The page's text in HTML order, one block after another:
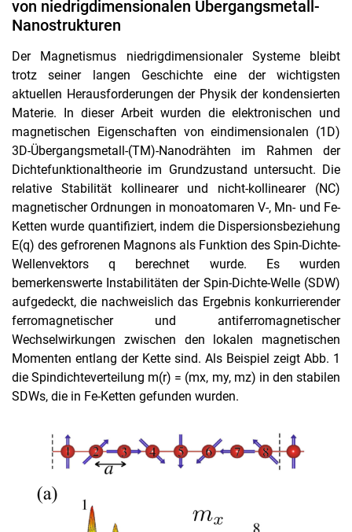
Forschungskoordinationsrunde
Wissenschaftl. Beirat
Alumni
Historie
von niedrigdimensionalen Übergangsmetall-
Nanostrukturen
Der Magnetismus niedrigdimensionaler Systeme bleibt
trotz seiner langen Geschichte eine der wichtigsten
aktuellen Herausforderungen der Physik der kondensierten
Materie. In dieser Arbeit wurden die elektronischen und
magnetischen Eigenschaften von eindimensionalen (1D)
3D-Übergangsmetall-(TM)-Nanodrähten im Rahmen der
Dichtefunktionaltheorie im Grundzustand untersucht. Die
relative Stabilität kollinearer und nicht-kollinearer (NC)
magnetischer Ordnungen in monoatomaren V-, Mn- und Fe-
Ketten wurde quantifiziert, indem die Dispersionsbeziehung
E(q) des gefrorenen Magnons als Funktion des Spin-Dichte-
Wellenvektors q berechnet wurde. Es wurden
bemerkenswerte Instabilitäten der Spin-Dichte-Welle (SDW)
aufgedeckt, die nachweislich das Ergebnis konkurrierender
ferromagnetischer und antiferromagnetischer
Wechselwirkungen zwischen den lokalen magnetischen
Momenten entlang der Kette sind. Als Beispiel zeigt Abb. 1
die Spindichteverteilung m(r) = (mx, my, mz) in den stabilen
SDWs, die in Fe-Ketten gefunden wurden.